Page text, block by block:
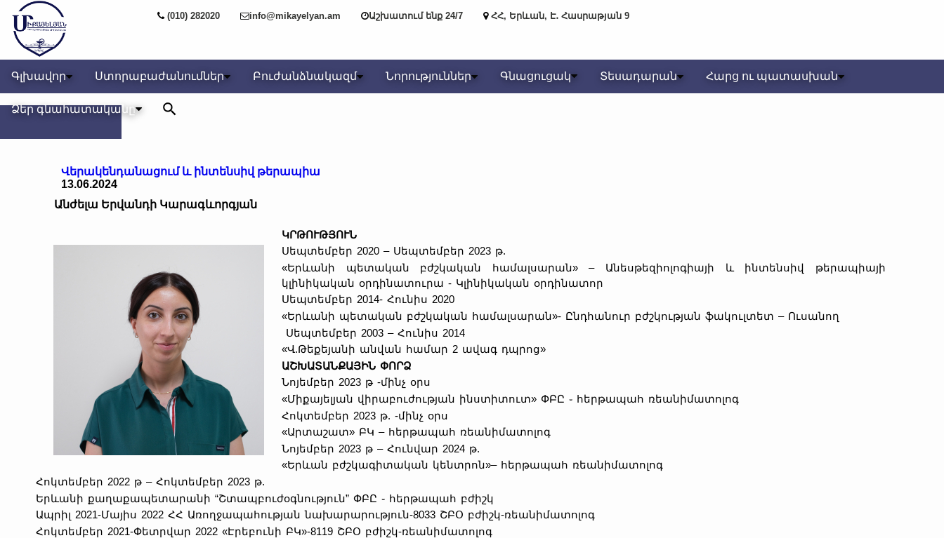
(010) 282020 info@mikayelyan.am Աշխատում ենք 24/7 ՀՀ, Երևան, Է․ Հասրաթյան 9
Գլխավոր Ստորաբաժանումներ Բուժանձնակազմ Նորություններ Գնացուցակ Տեսադարան Հարց ու պատասխան
Ձեր գնահատականը
Վերակենդանացում և ինտենսիվ թերապիա
13.06.2024
Անժելա Երվանդի Կարագևորգյան
ԿՐԹՈՒԹՅՈՒՆ
Սեպտեմբեր 2020 – Սեպտեմբեր 2023 թ.
«Երևանի պետական բժշկական համալսարան» – Անեսթեզիոլոգիայի և ինտենսիվ թերապիայի
կլինիկական օրդինատուրա - Կլինիկական օրդինատոր
Սեպտեմբեր 2014- Հունիս 2020
«Երևանի պետական բժշկական համալսարան»- Ընդհանուր բժշկության ֆակուլտետ – Ուսանող
Սեպտեմբեր 2003 – Հունիս 2014
«Վ.Թեքեյանի անվան համար 2 ավագ դպրոց»
ԱՇԽԱՏԱՆՔԱՅԻՆ ՓՈՐՁ
Նոյեմբեր 2023 թ -մինչ օրս
«Միքայելյան վիրաբուժության ինստիտուտ» ՓԲԸ ֊ հերթապահ ռեանիմատոլոգ
Հոկտեմբեր 2023 թ. -մինչ օրս
«Արտաշատ» ԲԿ – հերթապահ ռեանիմատոլոգ
Նոյեմբեր 2023 թ – Հունվար 2024 թ.
«Երևան բժշկագիտական կենտրոն»– հերթապահ ռեանիմատոլոգ
Հոկտեմբեր 2022 թ – Հոկտեմբեր 2023 թ.
Երևանի քաղաքապետարանի “Շտապբուժօգնություն” ՓԲԸ ֊ հերթապահ բժիշկ
Ապրիլ 2021-Մայիս 2022 ՀՀ Առողջապահության նախարարություն-8033 ՇԲՕ բժիշկ-ռեանիմատոլոգ
Հոկտեմբեր 2021-Փետրվար 2022 «Էրեբունի ԲԿ»-8119 ՇԲՕ բժիշկ-ռեանիմատոլոգ